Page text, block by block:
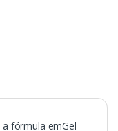
a fórmula emGel